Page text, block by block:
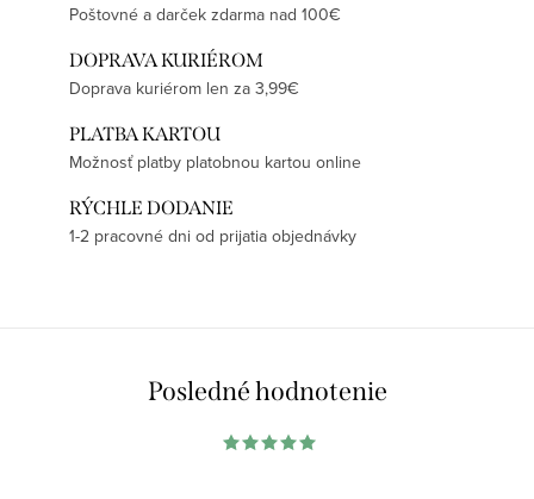
Poštovné a darček zdarma nad 100€
DOPRAVA KURIÉROM
Doprava kuriérom len za 3,99€
PLATBA KARTOU
Možnosť platby platobnou kartou online
RÝCHLE DODANIE
1-2 pracovné dni od prijatia objednávky
Posledné hodnotenie